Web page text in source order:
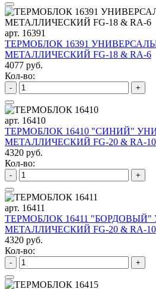
арт. 16391
ТЕРМОБЛОК 16391
МЕТАЛЛИЧЕСКИЙ FG-18 & RA-6
4077 руб.
Кол-во:
- +
арт. 16410
ТЕРМОБЛОК 16410 "СИНИЙ"
МЕТАЛЛИЧЕСКИЙ FG-20 & RA-10
4320 руб.
Кол-во:
- +
арт. 16411
ТЕРМОБЛОК 16411
МЕТАЛЛИЧЕСКИЙ FG-20 & RA-10
4320 руб.
Кол-во:
- +